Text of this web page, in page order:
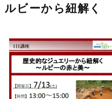
ルビーから紐解く